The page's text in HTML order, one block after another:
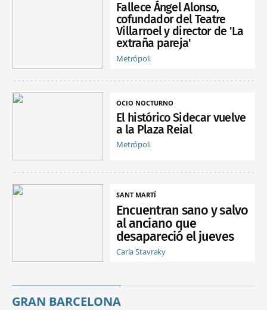
Fallece Ángel Alonso,
cofundador del Teatre
Villarroel y director de 'La
extraña pareja'
Metrópoli
OCIO NOCTURNO
El histórico Sidecar vuelve
a la Plaza Reial
Metrópoli
SANT MARTÍ
Encuentran sano y salvo
al anciano que
desapareció el jueves
Carla Stavraky
GRAN BARCELONA